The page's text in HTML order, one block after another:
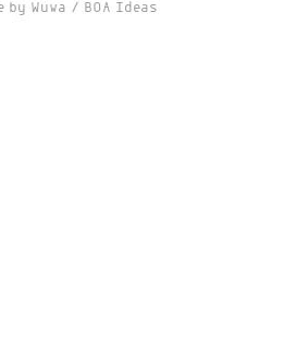
by Wuwa / BOA Ideas